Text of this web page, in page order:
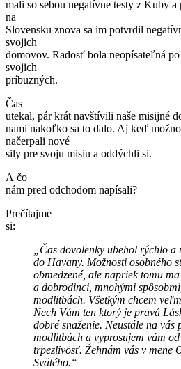
mali so sebou negatívne testy z Kuby
na
Slovensku znova sa im potvrdil
svojich
domovov. Radosť bola neopísateľná
svojich
príbuzných.
Čas
utekal, pár krát navštívili naše misijné
nami nakoľko sa to dalo. Aj keď
načerpali nové
sily pre svoju misiu a oddýchli si.
A čo
nám pred odchodom napísali?
Prečítajme
si:
„Čas dovolenky ubehol rýchlo a
do Havany. Možnosti osobného
obmedzené, ale napriek tomu
a dobrodinci, mnohými
modlitbách. Všetkým chcem
Nech Vám ten ktorý je pravá
dobré snaženie. Neustále na vás
modlitbách a vyprosujem vám
trpezlivosť. Žehnám vás v mene
Svätého.“